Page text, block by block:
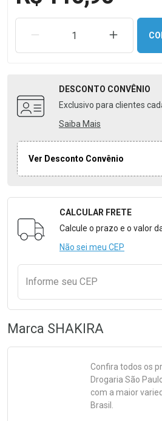
REMOVER UMA UNIDADE
DESCONTO CONVÊNIO
Exclusivo para clientes
Saiba Mais
Ver Desconto Convênio
Formulário para Calcular
CALCULAR FRETE
Calcule o prazo e o valor
Não sei meu CEP
Informe seu CEP
Marca SHAKIRA
Confira todos os
Drogaria São
com a maior
Brasil.